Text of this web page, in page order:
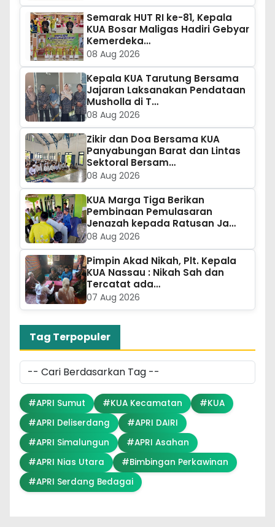
Semarak HUT RI ke-81, Kepala
KUA Bosar Maligas Hadiri Gebyar
Kemerdeka…
08 Aug 2026
Kepala KUA Tarutung Bersama
Jajaran Laksanakan Pendataan
Musholla di T…
08 Aug 2026
Zikir dan Doa Bersama KUA
Panyabungan Barat dan Lintas
Sektoral Bersam…
08 Aug 2026
KUA Marga Tiga Berikan
Pembinaan Pemulasaran
Jenazah kepada Ratusan Ja…
08 Aug 2026
Pimpin Akad Nikah, Plt. Kepala
KUA Nassau : Nikah Sah dan
Tercatat ada…
07 Aug 2026
Tag Terpopuler
#APRI Sumut #KUA Kecamatan
#KUA
#APRI Deliserdang
#APRI DAIRI
#APRI Simalungun
#APRI Asahan
#APRI Nias Utara
#Bimbingan Perkawinan
#APRI Serdang Bedagai